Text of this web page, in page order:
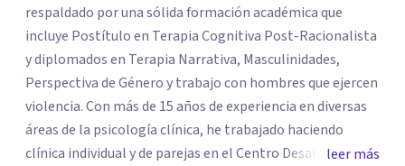
respaldado por una sólida formación académica que
incluye Postítulo en Terapia Cognitiva Post-Racionalista
y diplomados en Terapia Narrativa, Masculinidades,
Perspectiva de Género y trabajo con hombres que ejercen
violencia. Con más de 15 años de experiencia en diversas
áreas de la psicología clínica, he trabajado haciendo
clínica individual y de parejas en el Centro Desafío deleer más